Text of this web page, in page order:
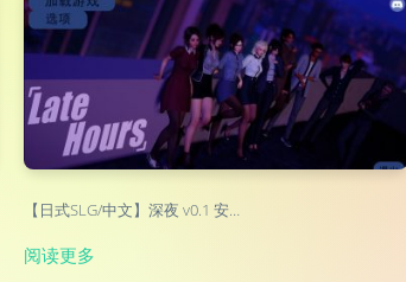
【日式SLG/中文】深夜 v0.1 安…
阅读更多